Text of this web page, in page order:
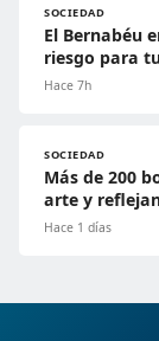
SOCIEDAD
El Bernabéu
riesgo para
Hace 7h
SOCIEDAD
Más de 200
arte y
Hace 1 días